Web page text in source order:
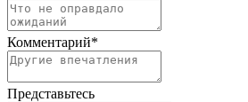
Комментарий*
Представьтесь